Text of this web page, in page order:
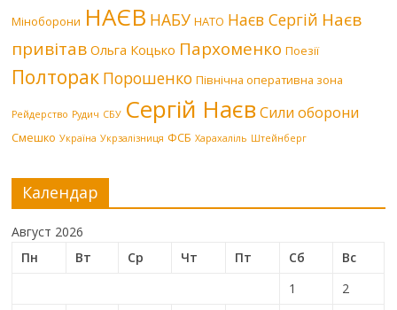
Міноборони НАЄВ НАБУ НАТО Наєв Сергій Наєв
привітав Ольга Коцько Пархоменко Поезії
Полторак Порошенко Північна оперативна зона
Рейдерство Рудич СБУ Сергій Наєв Сили оборони
Смешко Україна Укрзалізниця ФСБ Харахаліль Штейнберг
Календар
Август 2026
Пн
Вт Ср Чт Пт Сб
Вс
1
2